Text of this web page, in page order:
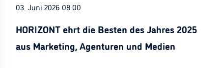
03. Juni 2026 08:00
HORIZONT ehrt die Besten des Jahres 2025
aus Marketing, Agenturen und Medien